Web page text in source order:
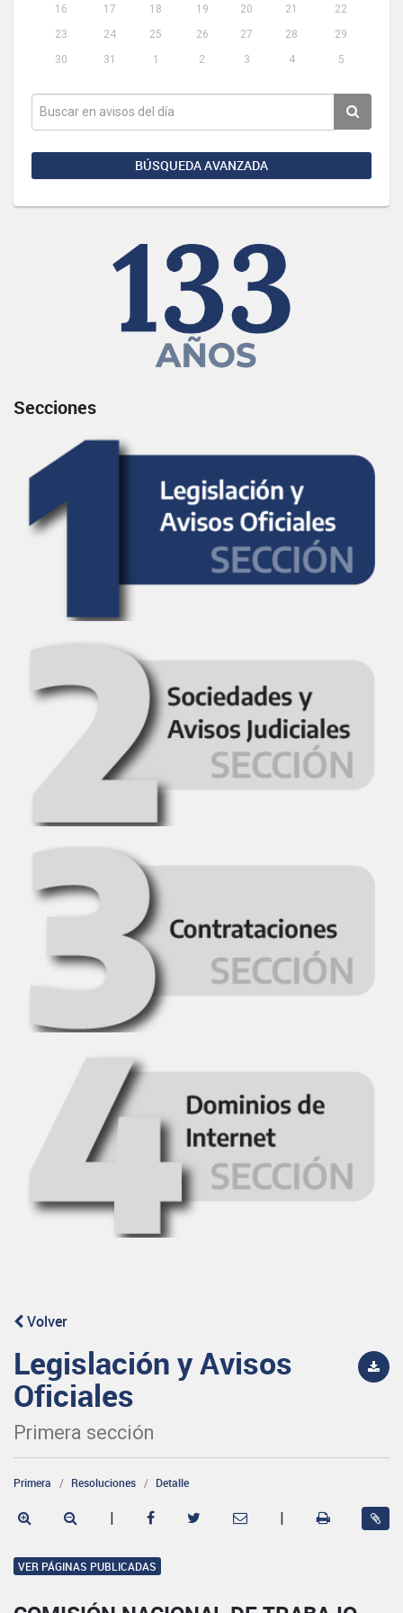
16
17 18 19 20 21
22
23
24 25 26 27 28
29
30
31 1 2 3 4 5
BÚSQUEDA AVANZADA
Secciones
Volver
Legislación y Avisos
Oficiales
Primera sección
Primera Resoluciones Detalle
| |
VER PÁGINAS PUBLICADAS